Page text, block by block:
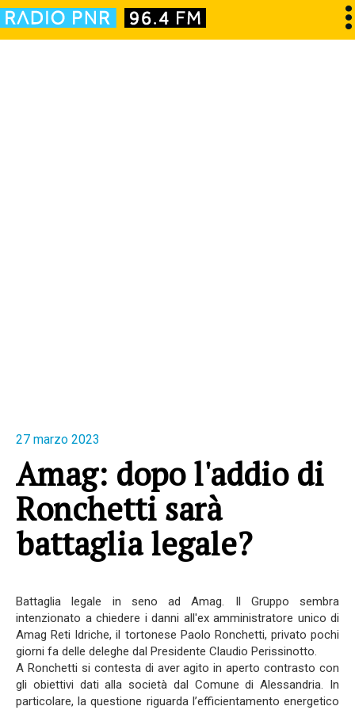
27 marzo 2023
Amag: dopo l'addio di
Ronchetti sarà
battaglia legale?
Battaglia legale in seno ad Amag. Il Gruppo sembra
intenzionato a chiedere i danni all'ex amministratore unico di
Amag Reti Idriche, il tortonese Paolo Ronchetti, privato pochi
giorni fa delle deleghe dal Presidente Claudio Perissinotto.
A Ronchetti si contesta di aver agito in aperto contrasto con
gli obiettivi dati alla società dal Comune di Alessandria. In
particolare, la questione riguarda l’efficientamento energetico